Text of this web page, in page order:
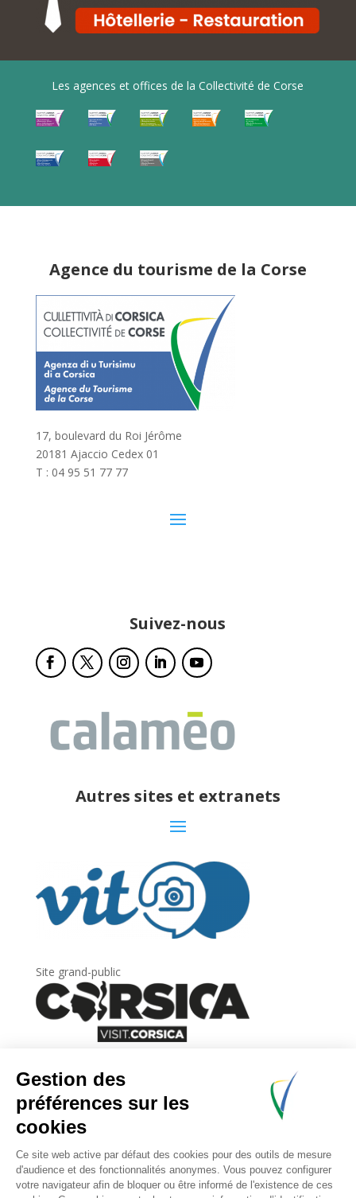
Les agences et offices de la Collectivité de Corse
Agence du tourisme de la Corse
17, boulevard du Roi Jérôme
20181 Ajaccio Cedex 01
T : 04 95 51 77 77
Suivez-nous
Autres sites et extranets
Site grand-public
Newsletter
Inscrivez-vous àla lettre d’information
l’Agence du tourisme de la Corse.